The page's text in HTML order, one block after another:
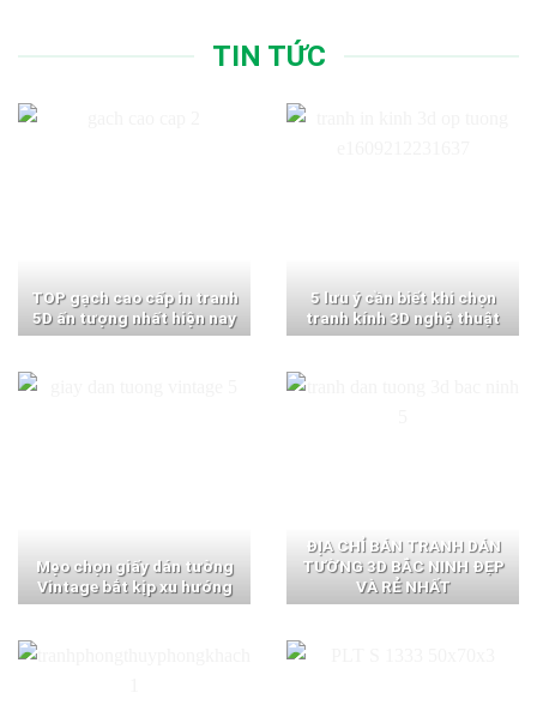
TIN TỨC
TOP gạch cao cấp in tranh
5D ấn tượng nhất hiện nay
5 lưu ý cần biết khi chọn
tranh kính 3D nghệ thuật
Mẹo chọn giấy dán tường
Vintage bắt kịp xu hướng
ĐỊA CHỈ BÁN TRANH DÁN
TƯỜNG 3D BẮC NINH ĐẸP
VÀ RẺ NHẤT